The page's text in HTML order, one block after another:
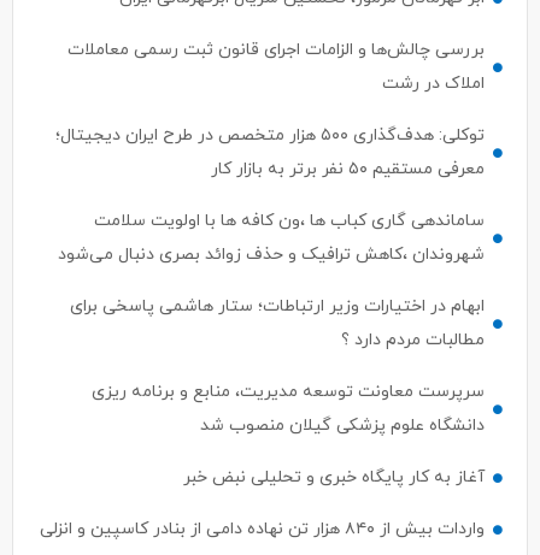
بررسی چالش‌ها و الزامات اجرای قانون ثبت رسمی معاملات
املاک در رشت
توکلی: هدف‌گذاری ۵۰۰ هزار متخصص در طرح ایران دیجیتال؛
معرفی مستقیم ۵۰ نفر برتر به بازار کار
ساماندهی گاری کباب ها ،ون کافه ها با اولویت سلامت
شهروندان ،کاهش ترافیک و حذف زوائد بصری دنبال می‌شود
ابهام در اختیارات وزیر ارتباطات؛ ستار هاشمی پاسخی برای
مطالبات مردم دارد ؟
سرپرست معاونت توسعه مدیریت، منابع و برنامه ریزی
دانشگاه علوم پزشکی گیلان منصوب شد
آغاز به کار پایگاه خبری و تحلیلی نبض خبر
واردات بیش از ۸۴۰ هزار تن نهاده دامی از بنادر كاسپین و انزلی